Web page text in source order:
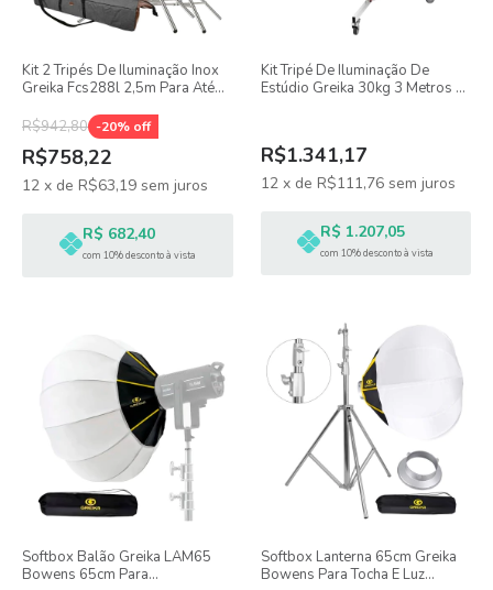
Kit 2 Tripés De Iluminação Inox
Greika Fcs288l 2,5m Para Até
110cm
R$942,80 -20% off
R$758,22
12 x de R$63,19 sem juros
R$ 682,40
com 10% desconto à vista
Kit Tripé De Iluminação De
Estúdio Greika 30kg 3 Metros +
R$1.341,17
12 x de R$111,76 sem juros
R$ 1.207,05
com 10% desconto à vista
Softbox Balão Greika LAM65
Bowens 65cm Para
Softbox Lanterna 65cm Greika
Bowens Para Tocha E Luz